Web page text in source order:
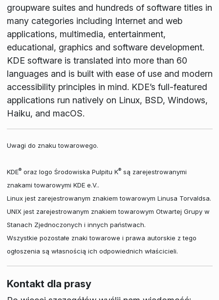
groupware suites and hundreds of software titles in
many categories including Internet and web
applications, multimedia, entertainment,
educational, graphics and software development.
KDE software is translated into more than 60
languages and is built with ease of use and modern
accessibility principles in mind. KDE’s full-featured
applications run natively on Linux, BSD, Windows,
Haiku, and macOS.
Uwagi do znaku towarowego.
KDE®oraz logo Środowiska Pulpitu K®są zarejestrowanymi
znakami towarowymi KDE e.V..
Linux jest zarejestrowanym znakiem towarowym Linusa Torvaldsa.
UNIX jest zarejestrowanym znakiem towarowym Otwartej Grupy w
Stanach Zjednoczonych i innych państwach.
Wszystkie pozostałe znaki towarowe i prawa autorskie z tego
ogłoszenia są własnością ich odpowiednich właścicieli.
Kontakt dla prasy